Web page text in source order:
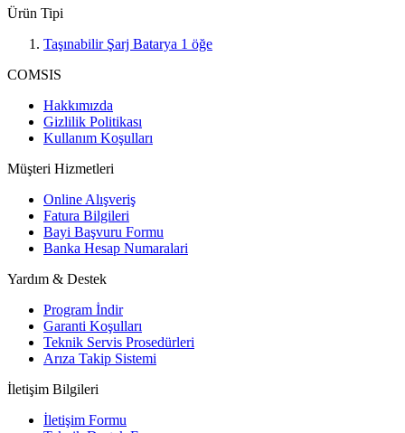
Ürün Tipi
Taşınabilir Şarj Batarya 1 öğe
COMSIS
Hakkımızda
Gizlilik Politikası
Kullanım Koşulları
Müşteri Hizmetleri
Online Alışveriş
Fatura Bilgileri
Bayi Başvuru Formu
Banka Hesap Numaralari
Yardım & Destek
Program İndir
Garanti Koşulları
Teknik Servis Prosedürleri
Arıza Takip Sistemi
İletişim Bilgileri
İletişim Formu